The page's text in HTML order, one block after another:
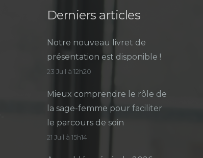
Derniers articles
Notre nouveau livret de
présentation est disponible !
23 Juil à 12h20
Mieux comprendre le rôle de
la sage-femme pour faciliter
le parcours de soin
21 Juil à 15h14